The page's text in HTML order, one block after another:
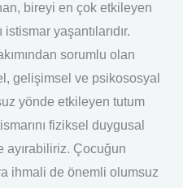
bireyi en çok etkileyen
yaşantılarıdır.
sorumlu olan
gelişimsel ve psikososyal
yönde etkileyen tutum
fiziksel duygusal
ayırabiliriz. Çocuğun
ihmali de önemli olumsuz